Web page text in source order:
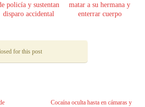
policía y sustentan
disparo accidental
matar a su hermana y
enterrar cuerpo
for this post
Cocaína oculta hasta en cámaras y